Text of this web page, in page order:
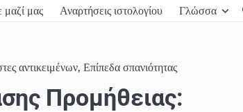
μαζί μας Αναρτήσεις ιστολογίου Γλώσσα
αντικειμένων, Επίπεδα σπανιότητας
Προμήθειας: